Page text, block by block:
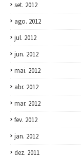
set. 2012
ago. 2012
jul. 2012
jun. 2012
mai. 2012
abr. 2012
mar. 2012
fev. 2012
jan. 2012
dez. 2011